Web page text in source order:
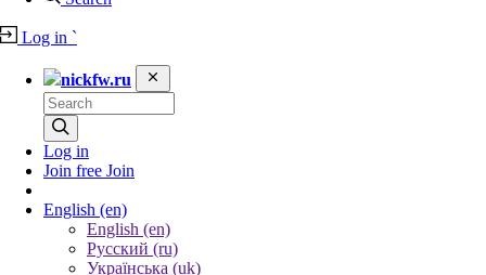
Log in `
nickfw.ru
Log in
Join free Join
English (en)
English (en)
Русский (ru)
Українська (uk)